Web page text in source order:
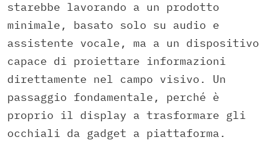
starebbe lavorando a un prodotto
minimale, basato solo su audio e
assistente vocale, ma a un dispositivo
capace di proiettare informazioni
direttamente nel campo visivo. Un
passaggio fondamentale, perché è
proprio il display a trasformare gli
occhiali da gadget a piattaforma.